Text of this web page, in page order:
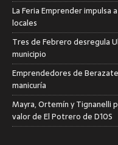
La Feria Emprender impulsa
locales
Tres de Febrero desregula
municipio
Emprendedores de
manicuría
Mayra, Ortemín y Tignanelli
valor de El Potrero de D10S